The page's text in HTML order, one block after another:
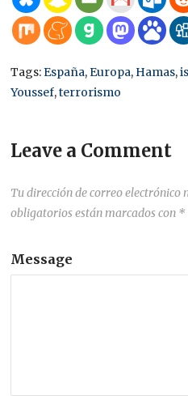
Tags:España,Europa, Hamas,
Youssef,terrorismo
Leave a Comment
Tu dirección de correo electrónico
obligatorios están marcados con *
Message